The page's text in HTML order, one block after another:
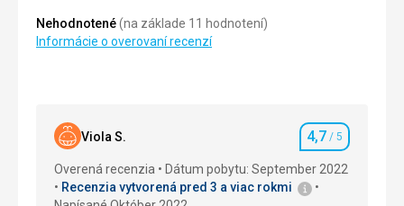
Nehodnotené(na základe 11 hodnotení)
Informácie o overovaní recenzí
Viola S. Hodnotenie
4,7 / 5
Overená recenzia
Dátum pobytu: September 2022
Recenzia vytvorená pred 3 a viac rokmi